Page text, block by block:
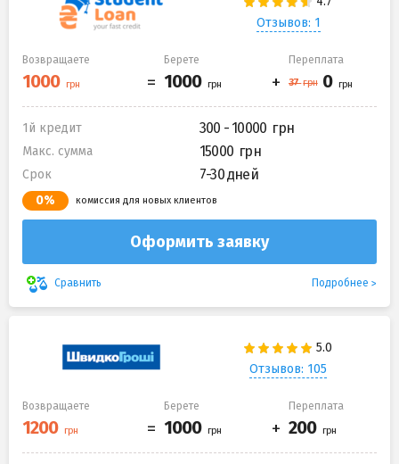
Отзывов: 1
Возвращаете Берете Переплата
1й кредит 300 - 10000
Макс. сумма 15000
Срок 7-30 дней
0% комиссия для новых клиентов
Оформить заявку
Сравнить Подробнее
Отзывов: 105
Возвращаете Берете Переплата